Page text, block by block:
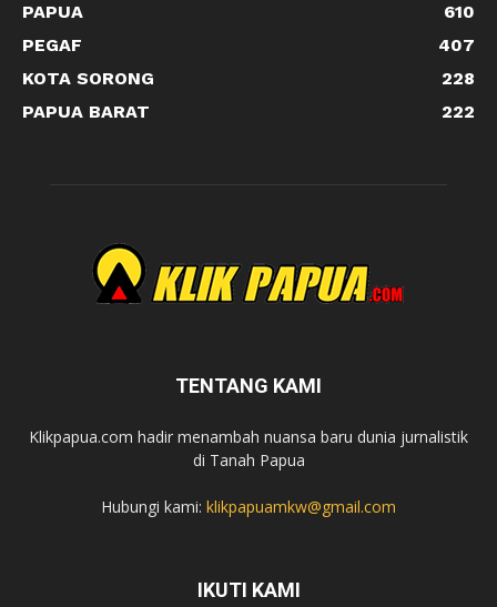
PAPUA
610
PEGAF
407
KOTA SORONG
228
PAPUA BARAT
222
TENTANG KAMI
Klikpapua.com hadir menambah nuansa baru dunia jurnalistik
di Tanah Papua
Hubungi kami: klikpapuamkw@gmail.com
IKUTI KAMI